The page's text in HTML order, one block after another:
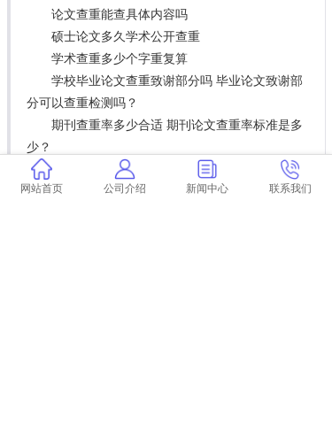
论文查重能查具体内容吗
硕士论文多久学术公开查重
学术查重多少个字重复算
学校毕业论文查重致谢部分吗 毕业论文致谢部
分可以查重检测吗？
期刊查重率多少合适 期刊论文查重率标准是多
少？
学术查重需要排版好么
论文的缩略语需要定义吗？
网站首页 公司介绍 新闻中心 联系我们